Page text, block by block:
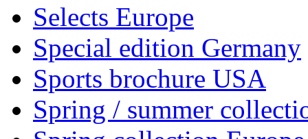
Selects Europe
Special edition Germany
Sports brochure USA
Spring / summer